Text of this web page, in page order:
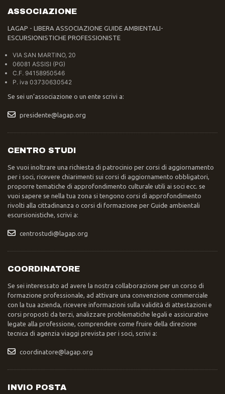
ASSOCIAZIONE
LAGAP - LIBERA ASSOCIAZIONE GUIDE AMBIENTALI-
ESCURSIONISTICHE PROFESSIONISTE
VIA SAN MARTINO, 20
06081 ASSISI (PG)
C.F. 94158950546
P. iva 03730630542
Se sei un’associazione o un ente scrivi a:
presidente@lagap.org
CENTRO STUDI
Se vuoi inoltrare una richiesta di patrocinio per corsi di aggiornamento
per i soci, ricevere chiarimenti sui corsi di aggiornamento obbligatori,
proporre tematiche di approfondimento culturale utili ai soci ecc. se
vuoi sapere se nella tua zona si tengono corsi di approfondimento
rivolti alla cittadinanza o corsi di formazione per Guide ambientali
escursionistiche, scrivi a:
centrostudi@lagap.org
COORDINATORE
Se sei interessato ad avere la nostra collaborazione per un corso di
formazione professionale, ad attivare una convenzione commerciale
con la tua azienda, ricevere informazioni sulla validità di attestazioni e
corsi proposti da terzi, analizzare problematiche legali e assicurative
legate alla professione, comprendere come fruire della direzione
tecnica di agenzia viaggi prevista per i soci, scrivi a:
coordinatore@lagap.org
INVIO POSTA